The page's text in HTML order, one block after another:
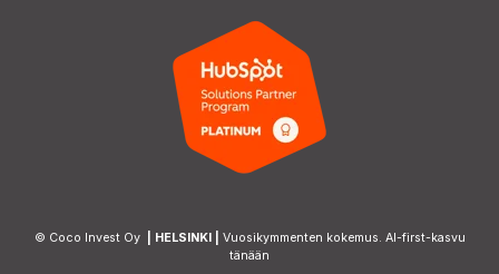
© Coco Invest Oy | HELSINKI | Vuosikymmenten kokemus. AI-first-kasvu
tänään